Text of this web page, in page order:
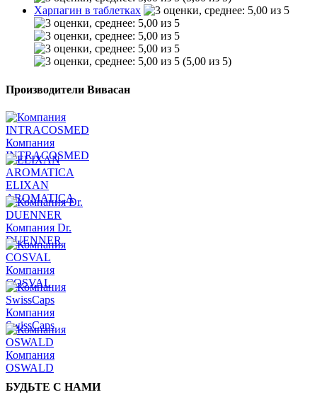
Харпагин в таблетках
(5,00 из 5)
Производители Вивасан
Компания
INTRACOSMED
ELIXAN
AROMATICA
Компания Dr.
DUENNER
Компания
COSVAL
Компания
SwissCaps
Компания
OSWALD
БУДЬТЕ С НАМИ